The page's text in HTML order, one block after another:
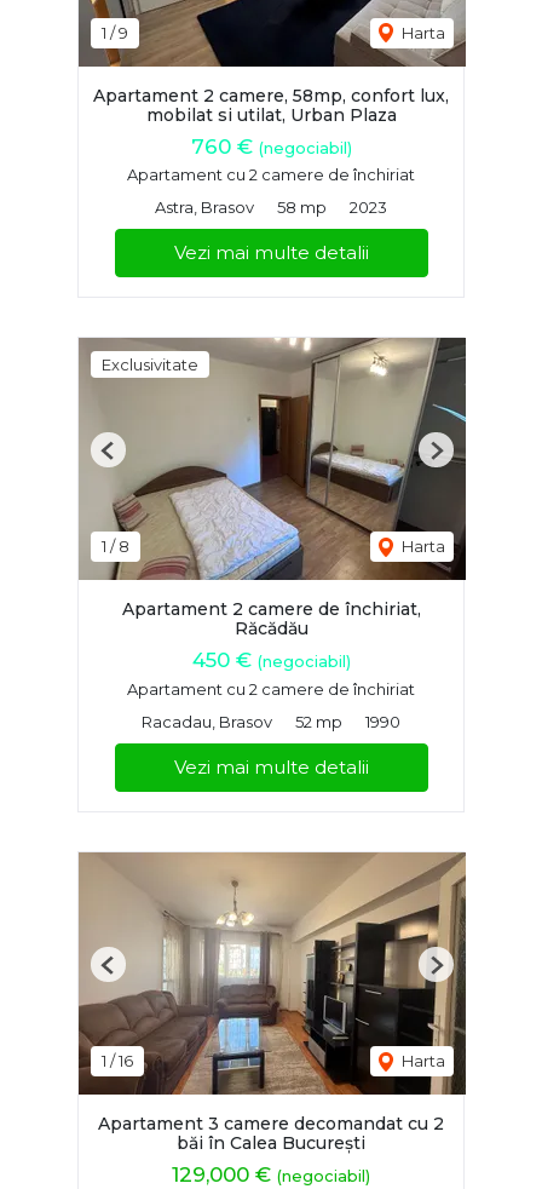
1 /9 Harta
Apartament 2 camere, 58mp, confort lux,
mobilat si utilat, Urban Plaza
760 € (negociabil)
Apartament cu 2 camere de închiriat
Astra, Brasov
58 mp 2023
Vezi mai multe detalii
Exclusivitate
1 /8 Harta
Previous Next
Apartament 2 camere de închiriat,
Răcădău
450 € (negociabil)
Apartament cu 2 camere de închiriat
Racadau, Brasov
52 mp 1990
Vezi mai multe detalii
1 /16 Harta
Previous Next
Apartament 3 camere decomandat cu 2
băi în Calea București
129,000 € (negociabil)